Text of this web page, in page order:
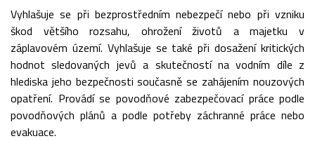
Vyhlašuje se při bezprostředním nebezpečí nebo při vzniku
škod většího rozsahu, ohrožení životů a majetku v
záplavovém území. Vyhlašuje se také při dosažení kritických
hodnot sledovaných jevů a skutečností na vodním díle z
hlediska jeho bezpečnosti současně se zahájením nouzových
opatření. Provádí se povodňové zabezpečovací práce podle
povodňových plánů a podle potřeby záchranné práce nebo
evakuace.